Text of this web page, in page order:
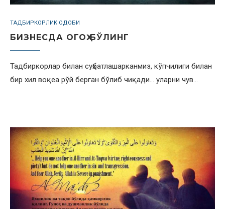
ТАДБИРКОРЛИК ОДОБИ
БИЗНЕСДА ОГОҲ БЎЛИНГ
Тадбиркорлар билан суҳбатлашарканмиз, кўпчилиги билан
бир хил воқеа рўй берган бўлиб чиқади… уларни чув…